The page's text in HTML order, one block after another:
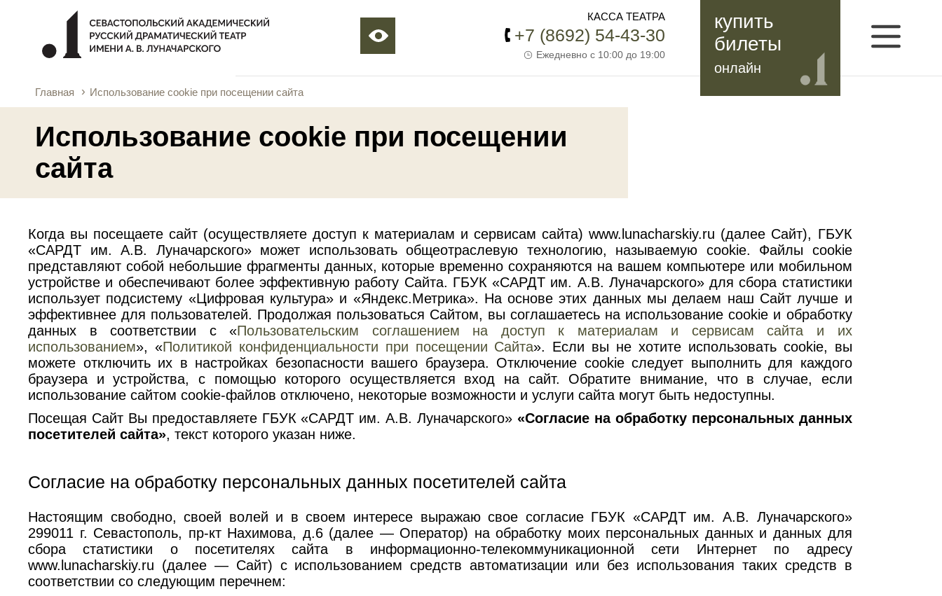
КАССА ТЕАТРА
+7 (8692) 54-43-30
Ежедневно с 10:00 до 19:00
купить
билеты
онлайн
Главная Использование cookie при посещении сайта
Использование cookie при посещении
сайта
Когда вы посещаете сайт (осуществляете доступ к материалам и сервисам сайта) www.lunacharskiy.ru (далее Сайт), ГБУК
«САРДТ им. А.В. Луначарского» может использовать общеотраслевую технологию, называемую cookie. Файлы cookie
представляют собой небольшие фрагменты данных, которые временно сохраняются на вашем компьютере или мобильном
устройстве и обеспечивают более эффективную работу Сайта. ГБУК «САРДТ им. А.В. Луначарского» для сбора статистики
использует подсистему «Цифровая культура» и «Яндекс.Метрика». На основе этих данных мы делаем наш Сайт лучше и
эффективнее для пользователей. Продолжая пользоваться Сайтом, вы соглашаетесь на использование cookie и обработку
данных в соответствии с «Пользовательским соглашением на доступ к материалам и сервисам сайта и их
использованием», «Политикой конфиденциальности при посещении Сайта». Если вы не хотите использовать cookie, вы
можете отключить их в настройках безопасности вашего браузера. Отключение cookie следует выполнить для каждого
браузера и устройства, с помощью которого осуществляется вход на сайт. Обратите внимание, что в случае, если
использование сайтом cookie-файлов отключено, некоторые возможности и услуги сайта могут быть недоступны.
Посещая Сайт Вы предоставляете ГБУК «САРДТ им. А.В. Луначарского» «Согласие на обработку персональных данных
посетителей сайта», текст которого указан ниже.
Согласие на обработку персональных данных посетителей сайта
Настоящим свободно, своей волей и в своем интересе выражаю свое согласие ГБУК «САРДТ им. А.В. Луначарского»
299011 г. Севастополь, пр-кт Нахимова, д.6 (далее — Оператор) на обработку моих персональных данных и данных для
сбора статистики о посетителях сайта в информационно-телекоммуникационной сети Интернет по адресу
www.lunacharskiy.ru (далее — Сайт) с использованием средств автоматизации или без использования таких средств в
соответствии со следующим перечнем: